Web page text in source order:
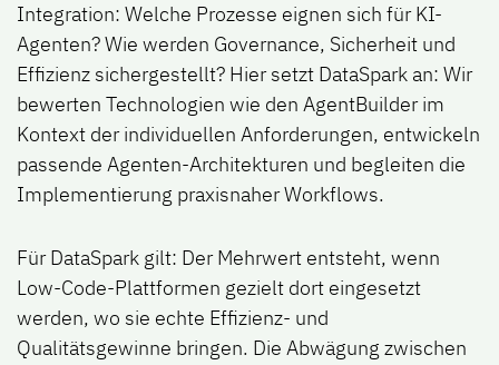
Integration: Welche Prozesse eignen sich für KI-
Agenten? Wie werden Governance, Sicherheit und
Effizienz sichergestellt? Hier setzt DataSpark an: Wir
bewerten Technologien wie den AgentBuilder im
Kontext der individuellen Anforderungen, entwickeln
passende Agenten-Architekturen und begleiten die
Implementierung praxisnaher Workflows.
Für DataSpark gilt: Der Mehrwert entsteht, wenn
Low-Code-Plattformen gezielt dort eingesetzt
werden, wo sie echte Effizienz- und
Qualitätsgewinne bringen. Die Abwägung zwischen